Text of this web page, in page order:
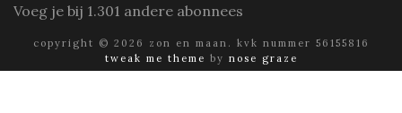
Voeg je bij 1.301 andere abonnees
copyright © 2026 zon en maan. kvk nummer 56155816
tweak me theme by nose graze